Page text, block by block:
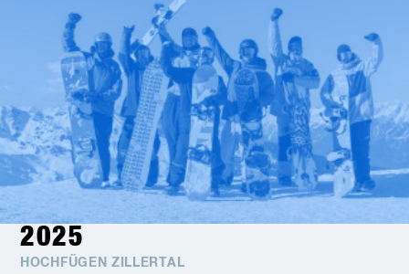
2025
HOCHFÜGEN ZILLERTAL